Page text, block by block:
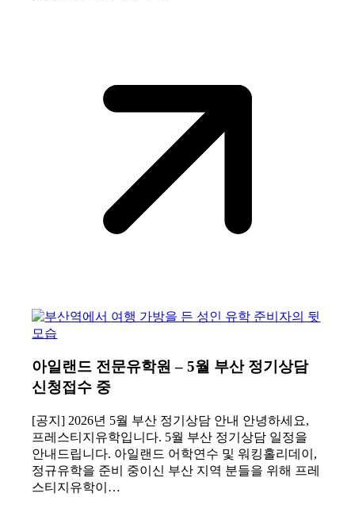
아일랜드 전문유학원 – 5월 부산 정기상담
신청접수 중
[공지] 2026년 5월 부산 정기상담 안내 안녕하세요,
프레스티지유학입니다. 5월 부산 정기상담 일정을
안내드립니다. 아일랜드 어학연수 및 워킹홀리데이,
정규유학을 준비 중이신 부산 지역 분들을 위해 프레
스티지유학이…